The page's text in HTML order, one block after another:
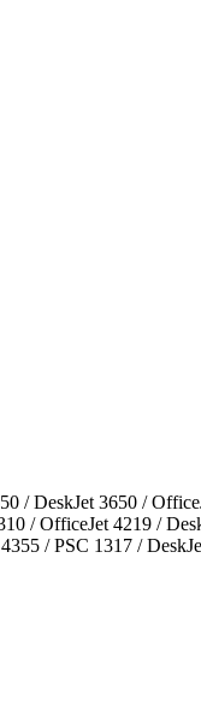
/ DeskJet 3650 /
/ OfficeJet 4219 /
/ PSC 1317 /